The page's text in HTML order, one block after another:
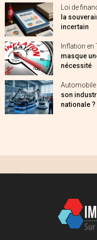
Loi de
la
incertain
Inflation en
masque
nécessité
Automobile
son
nationale ?